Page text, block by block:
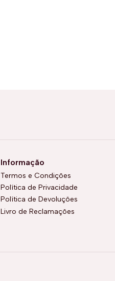
Informação
Termos e Condições
Política de Privacidade
Política de Devoluções
Livro de Reclamações